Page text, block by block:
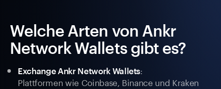
Welche Arten von Ankr
Network Wallets gibt es?
Exchange Ankr Network Wallets:
Plattformen wie Coinbase, Binance und Kraken